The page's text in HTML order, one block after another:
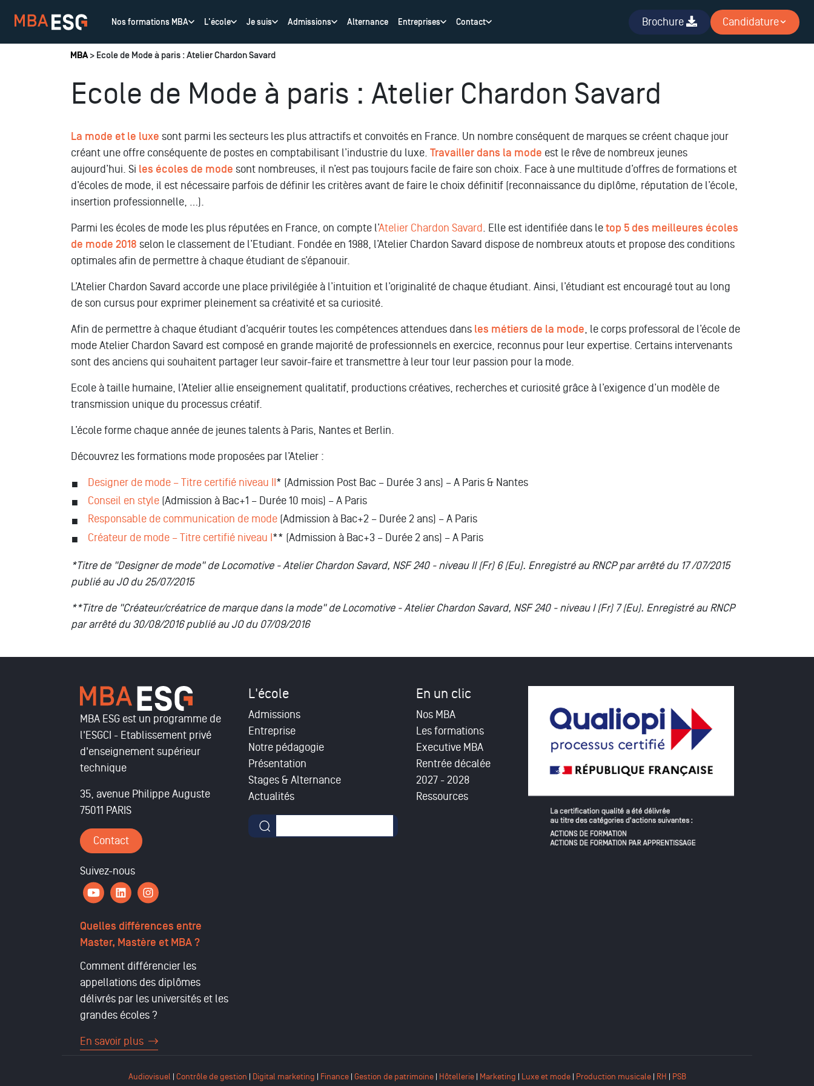
Vous êtes ici
MBA> Ecole de Mode à paris : Atelier Chardon Savard
Ecole de Mode à paris : Atelier Chardon Savard
La mode et le luxe sont parmi les secteurs les plus attractifs et convoités en France. Un nombre conséquent de marques se créent chaque jour
créant une offre conséquente de postes en comptabilisant l’industrie du luxe. Travailler dans la mode est le rêve de nombreux jeunes
aujourd’hui. Si les écoles de mode sont nombreuses, il n’est pas toujours facile de faire son choix. Face à une multitude d’offres de formations et
d’écoles de mode, il est nécessaire parfois de définir les critères avant de faire le choix définitif (reconnaissance du diplôme, réputation de l’école,
insertion professionnelle, …).
Parmi les écoles de mode les plus réputées en France, on compte l’Atelier Chardon Savard . Elle est identifiée dans le top 5 des meilleures écoles
de mode 2018 selon le classement de l’Etudiant. Fondée en 1988, l’Atelier Chardon Savard dispose de nombreux atouts et propose des conditions
optimales afin de permettre à chaque étudiant de s’épanouir.
L’Atelier Chardon Savard accorde une place privilégiée à l’intuition et l’originalité de chaque étudiant. Ainsi, l’étudiant est encouragé tout au long
de son cursus pour exprimer pleinement sa créativité et sa curiosité.
Afin de permettre à chaque étudiant d’acquérir toutes les compétences attendues dans les métiers de la mode, le corps professoral de l’école de
mode Atelier Chardon Savard est composé en grande majorité de professionnels en exercice, reconnus pour leur expertise. Certains intervenants
sont des anciens qui souhaitent partager leur savoir-faire et transmettre à leur tour leur passion pour la mode.
Ecole à taille humaine, l’Atelier allie enseignement qualitatif, productions créatives, recherches et curiosité grâce à l’exigence d’un modèle de
transmission unique du processus créatif.
L’école forme chaque année de jeunes talents à Paris, Nantes et Berlin.
Découvrez les formations mode proposées par l’Atelier :
Designer de mode – Titre certifié niveau II * (Admission Post Bac – Durée 3 ans) – A Paris & Nantes
Conseil en style (Admission à Bac+1 – Durée 10 mois) – A Paris
Responsable de communication de mode (Admission à Bac+2 – Durée 2 ans) – A Paris
Créateur de mode – Titre certifié niveau I** (Admission à Bac+3 – Durée 2 ans) – A Paris
*Titre de "Designer de mode" de Locomotive - Atelier Chardon Savard, NSF 240 - niveau II (Fr) 6 (Eu). Enregistré au RNCP par arrêté du 17 /07/2015
publié au JO du 25/07/2015
**Titre de "Créateur/créatrice de marque dans la mode" de Locomotive - Atelier Chardon Savard, NSF 240 - niveau I (Fr) 7 (Eu). Enregistré au RNCP
par arrêté du 30/08/2016 publié au JO du 07/09/2016
Nos formations MBA L'école Je suis Admissions Alternance Entreprises Contact Brochure Candidature
MBA ESG est un programme de
l'ESGCI - Etablissement privé
d'enseignement supérieur
technique
35, avenue Philippe Auguste
75011 PARIS
Contact
Suivez-nous
Quelles différences entre
Master, Mastère et MBA ?
Comment différencier les
appellations des diplômes
délivrés par les universités et les
grandes écoles ?
En savoir plus
L'école
Admissions
Entreprise
Notre pédagogie
Présentation
Stages & Alternance
Actualités
Formulaire de recherche
En un clic
Nos MBA
Les formations
Executive MBA
Rentrée décalée
2027 - 2028
Ressources
Audiovisuel | Contrôle de gestion | Digital marketing | Finance| Gestion de patrimoine| Hôtellerie| Marketing | Luxe et mode| Production musicale| RH | PSB